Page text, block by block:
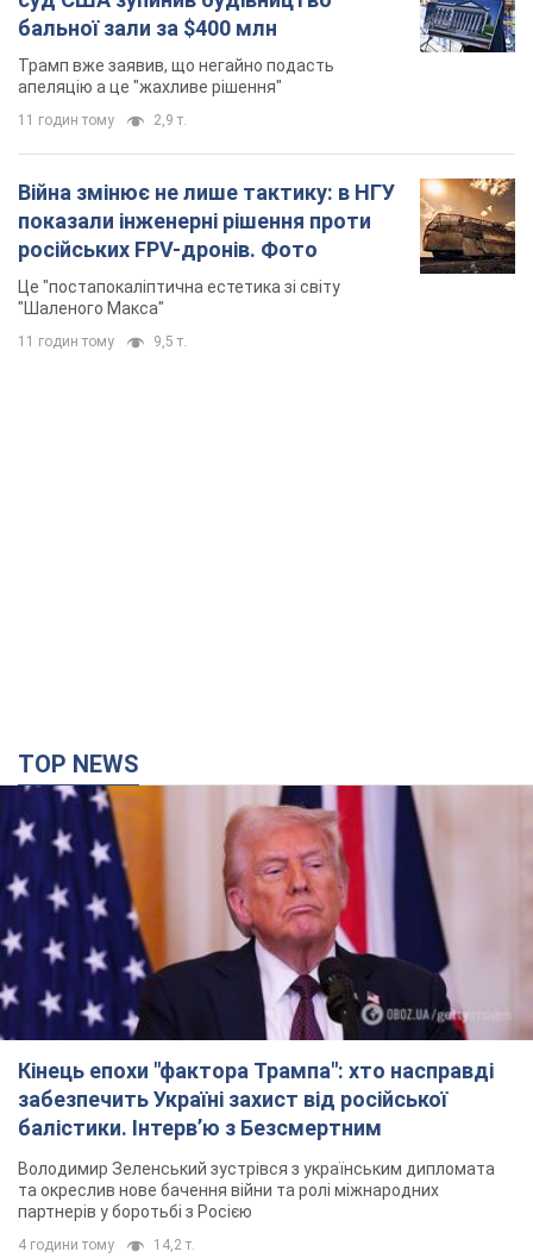
російських FPV-дронів. Фото
"Шаленого Макса"
Кінець епохи "фактора Трампа": хто насправді
забезпечить Україні захист від російської
балістики. Інтерв’ю з Безсмертним
Володимир Зеленський зустрівся з українським дипломата
та окреслив нове бачення війни та ролі міжнародних
партнерів у боротьбі з Росією
4 години тому
У Києві внаслідок російської атаки загинула
людина, постраждали четверо. Фото
20 хвилин тому 24,4 т.